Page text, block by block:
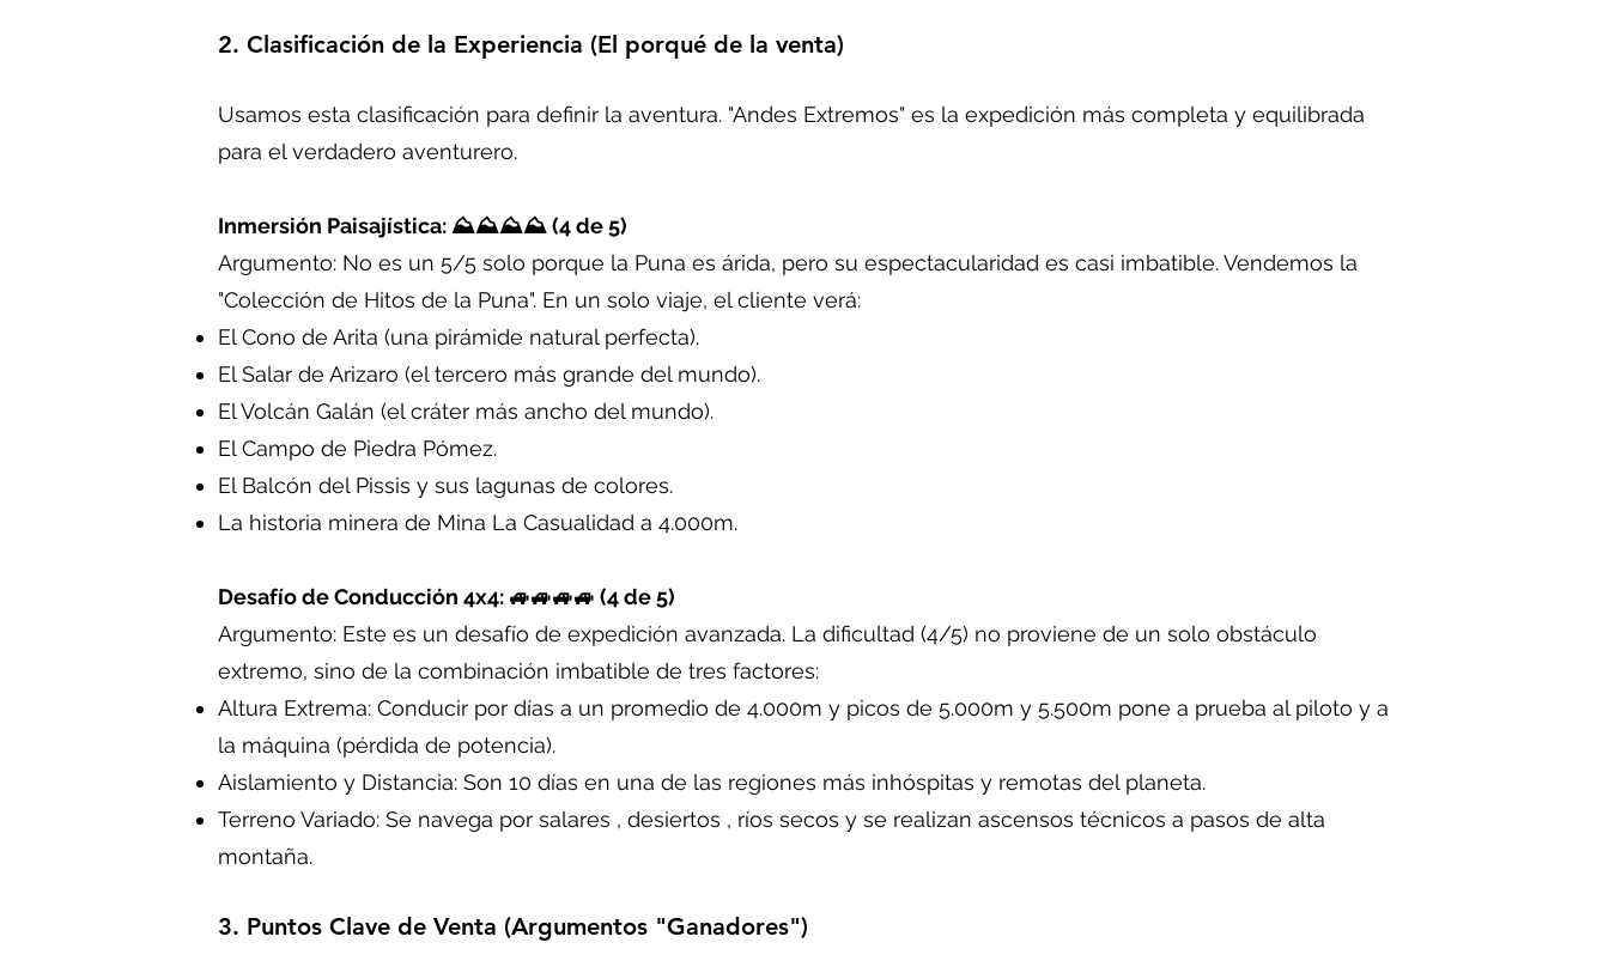
2. Clasificación de la Experiencia (El porqué de la venta)
Usamos esta clasificación para definir la aventura. "Andes Extremos" es la expedición más completa y equilibrada
para el verdadero aventurero.
Inmersión Paisajística: ⛰️⛰️⛰️⛰️ (4 de 5)
Argumento: No es un 5/5 solo porque la Puna es árida, pero su espectacularidad es casi imbatible. Vendemos la
"Colección de Hitos de la Puna". En un solo viaje, el cliente verá:
El Cono de Arita (una pirámide natural perfecta).
El Salar de Arizaro (el tercero más grande del mundo).
El Volcán Galán (el cráter más ancho del mundo).
El Campo de Piedra Pómez.
El Balcón del Pissis y sus lagunas de colores.
La historia minera de Mina La Casualidad a 4.000m.
Desafío de Conducción 4x4: 🚙🚙🚙🚙 (4 de 5)
Argumento: Este es un desafío de expedición avanzada. La dificultad (4/5) no proviene de un solo obstáculo
extremo, sino de la combinación imbatible de tres factores:
Altura Extrema: Conducir por días a un promedio de 4.000m y picos de 5.000m y 5.500m pone a prueba al piloto y a
la máquina (pérdida de potencia).
Aislamiento y Distancia: Son 10 días en una de las regiones más inhóspitas y remotas del planeta.
Terreno Variado: Se navega por salares , desiertos , ríos secos y se realizan ascensos técnicos a pasos de alta
montaña.
3. Puntos Clave de Venta (Argumentos "Ganadores")